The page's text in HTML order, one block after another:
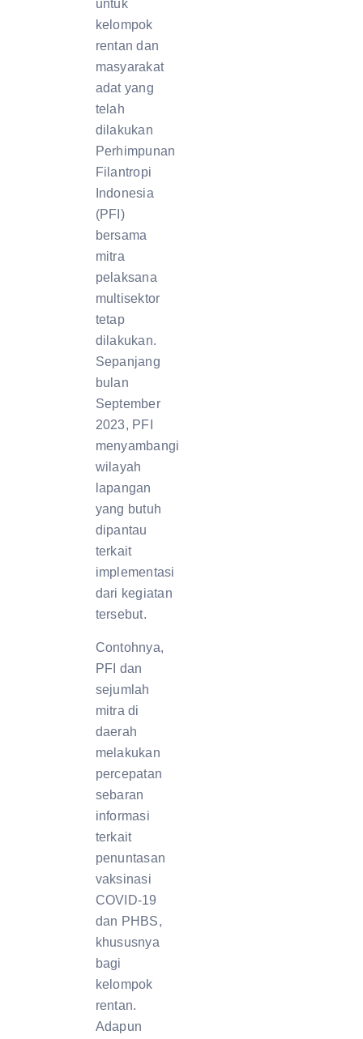
untuk
kelompok
rentan dan
masyarakat
adat yang
telah
dilakukan
Perhimpunan
Filantropi
Indonesia
(PFI)
bersama
mitra
pelaksana
multisektor
tetap
dilakukan.
Sepanjang
bulan
September
2023, PFI
menyambangi
wilayah
lapangan
yang butuh
dipantau
terkait
implementasi
dari kegiatan
tersebut.
Contohnya,
PFI dan
sejumlah
mitra di
daerah
melakukan
percepatan
sebaran
informasi
terkait
penuntasan
vaksinasi
COVID-19
dan PHBS,
khususnya
bagi
kelompok
rentan.
Adapun